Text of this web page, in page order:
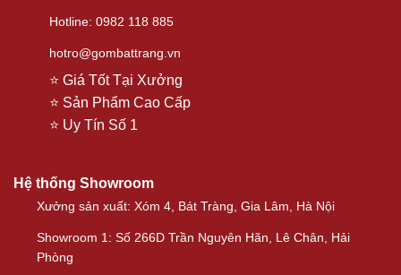
Hotline: 0982 118 885
hotro@gombattrang.vn
⭐ Giá Tốt Tại Xưởng
⭐ Sản Phẩm Cao Cấp
⭐ Uy Tín Số 1
Hệ thống Showroom
Xưởng sản xuất: Xóm 4, Bát Tràng, Gia Lâm, Hà Nội
Showroom 1: Số 266D Trần Nguyên Hãn, Lê Chân, Hải
Phòng